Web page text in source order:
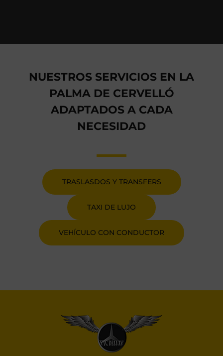
NUESTROS SERVICIOS EN LA
PALMA DE CERVELLÓ
ADAPTADOS A CADA
NECESIDAD
TRASLASDOS Y TRANSFERS
TAXI DE LUJO
VEHÍCULO CON CONDUCTOR